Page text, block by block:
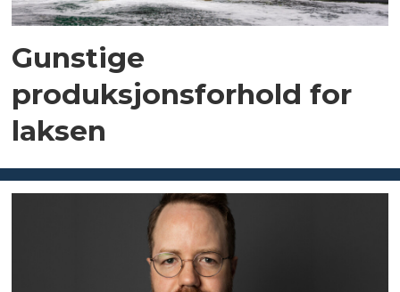
Gunstige
produksjonsforhold for
laksen